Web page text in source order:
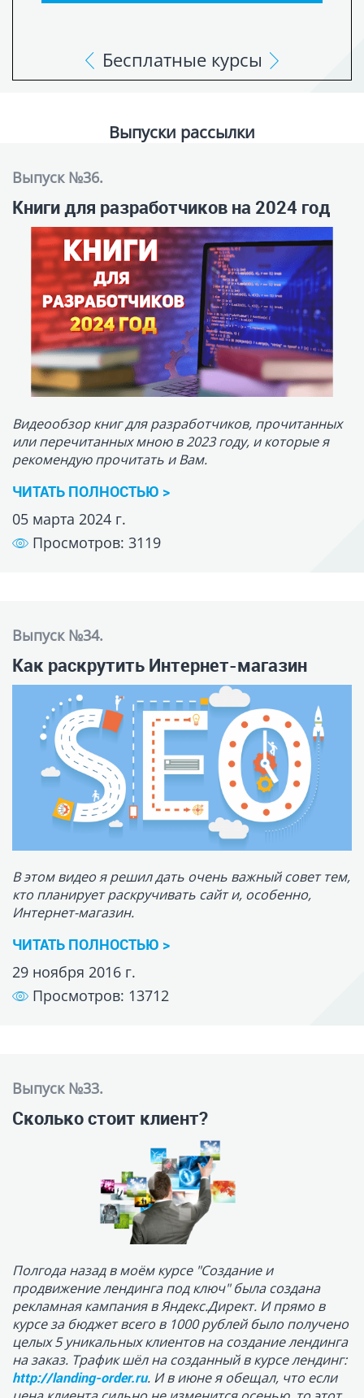
Видеообзор книг для разработчиков, прочитанных
или перечитанных мною в 2023 году, и которые я
рекомендую прочитать и Вам.
ЧИТАТЬ ПОЛНОСТЬЮ >
05 марта 2024 г.
Просмотров: 3119
Как раскрутить Интернет-магазин
В этом видео я решил дать очень важный совет тем,
кто планирует раскручивать сайт и, особенно,
Интернет-магазин.
ЧИТАТЬ ПОЛНОСТЬЮ >
29 ноября 2016 г.
Просмотров: 13712
Выпуск №33.
Сколько стоит клиент?
курсе за бюджет всего в 1000 рублей было получено
целых 5 уникальных клиентов на создание лендинга
на заказ. Трафик шёл на созданный в курсе лендинг:
. И в июне я обещал, что если
цена клиента сильно не изменится осенью, то этот
курс снова выйдет в продажу. И вот настало время
для этого эксперимента, чтобы ответить на вопрос:
"Какова цена клиента на создание лендинга под
ЧИТАТЬ ПОЛНОСТЬЮ >
10 октября 2016 г.
Просмотров: 7374